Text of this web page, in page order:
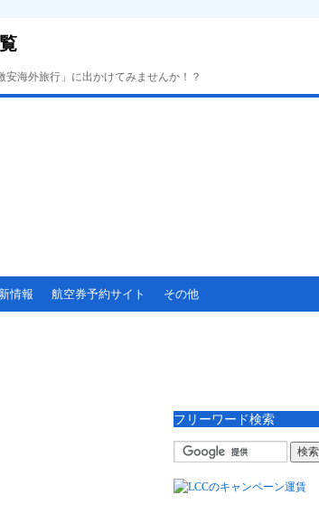
海外旅行」に出かけてみませんか！？
情報 航空券予約サイト その他
フリーワード検索